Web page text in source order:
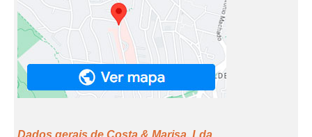
Dados gerais de Costa & Marisa, Lda